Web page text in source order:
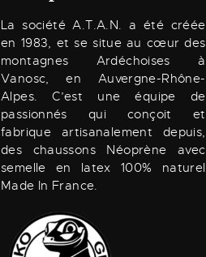
La société A.T.A.N. a été créée
en 1983, et se situe au cœur des
montagnes Ardéchoises à
Vanosc, en Auvergne-Rhône-
Alpes. C’est une équipe de
passionnés qui conçoit et
fabrique artisanalement depuis,
des chaussons Néoprène avec
semelle en latex 100% naturel
Made In France.